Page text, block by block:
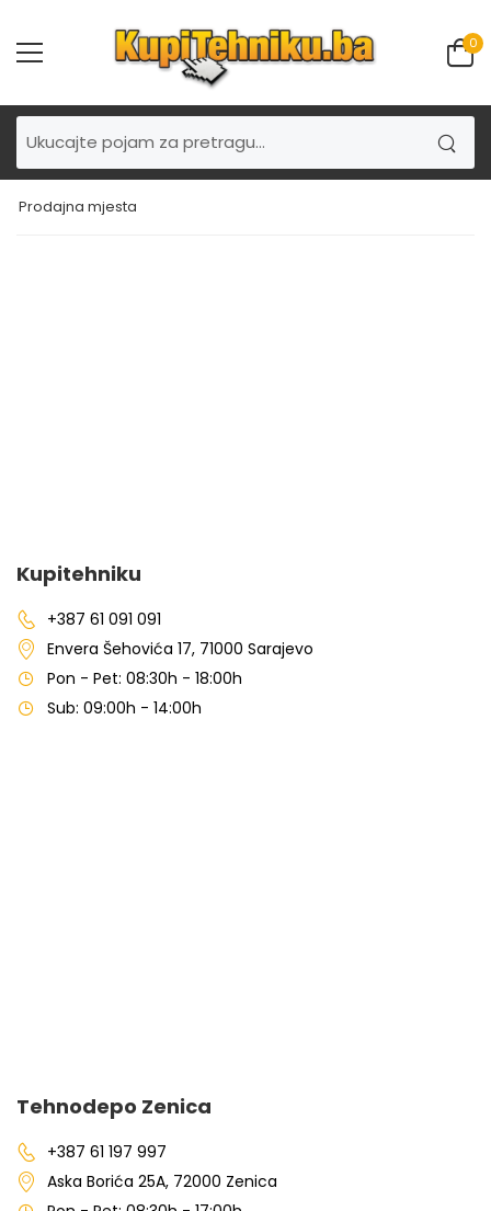
0
Prodajna mjesta
Kupitehniku
+387 61 091 091
Envera Šehovića 17, 71000 Sarajevo
Pon - Pet: 08:30h - 18:00h
Sub: 09:00h - 14:00h
Tehnodepo Zenica
+387 61 197 997
Aska Borića 25A, 72000 Zenica